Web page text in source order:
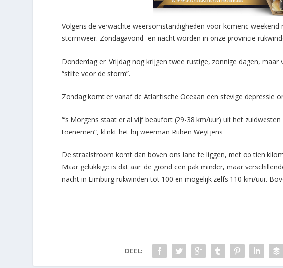
Volgens de verwachte weersomstandigheden voor komend
stormweer. Zondagavond- en nacht worden in onze provincie
Donderdag en Vrijdag nog krijgen twee rustige, zonnige dagen,
“stilte voor de storm”.
Zondag komt er vanaf de Atlantische Oceaan een stevige depressie
“’s Morgens staat er al vijf beaufort (29-38 km/uur) uit het
toenemen”, klinkt het bij weerman Ruben Weytjens.
De straalstroom komt dan boven ons land te liggen, met op tien
Maar gelukkige is dat aan de grond een pak minder, maar
nacht in Limburg rukwinden tot 100 en mogelijk zelfs 110 km/uur.
DEEL: